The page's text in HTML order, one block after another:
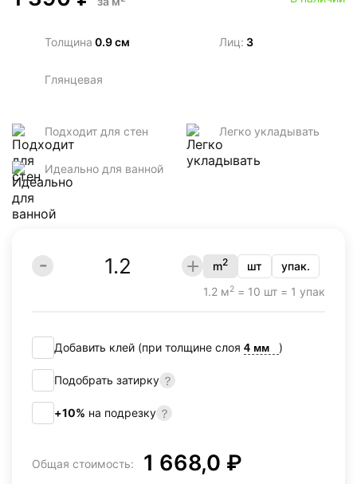
Толщина 0.9 см Лиц: 3
Глянцевая
Подходит для стен Легко укладывать
Идеально для ванной
m2 шт
упак.
1.2 м2 = 10 шт = 1 упак
Добавить клей (при толщине слоя )
Подобрать затирку
+10% на подрезку
Общая стоимость: 1 668,0 ₽